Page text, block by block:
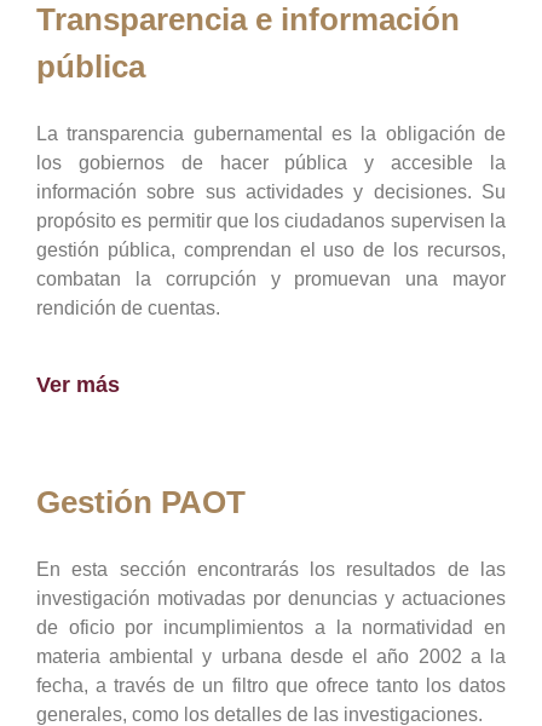
Transparencia e información
pública
La transparencia gubernamental es la obligación de
los gobiernos de hacer pública y accesible la
información sobre sus actividades y decisiones. Su
propósito es permitir que los ciudadanos supervisen la
gestión pública, comprendan el uso de los recursos,
combatan la corrupción y promuevan una mayor
rendición de cuentas.
Ver más
Gestión PAOT
En esta sección encontrarás los resultados de las
investigación motivadas por denuncias y actuaciones
de oficio por incumplimientos a la normatividad en
materia ambiental y urbana desde el año 2002 a la
fecha, a través de un filtro que ofrece tanto los datos
generales, como los detalles de las investigaciones.